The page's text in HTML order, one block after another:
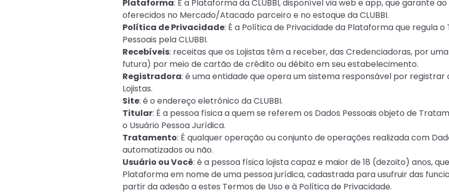
Plataforma: É a Plataforma da CLUBBI, disponível via web e app, que garante
oferecidos no Mercado/Atacado parceiro e no estoque da CLUBBI.
Política de Privacidade: É a Política de Privacidade da Plataforma que regula
Pessoais pela CLUBBI.
Recebíveis: receitas que os Lojistas têm a receber, das Credenciadoras, por
futura) por meio de cartão de crédito ou débito em seu estabelecimento.
Registradora: é uma entidade que opera um sistema responsável por registrar
Lojistas.
Site: é o endereço eletrônico da CLUBBI.
Titular: É a pessoa física a quem se referem os Dados Pessoais objeto de
o Usuário Pessoa Jurídica.
Tratamento: É qualquer operação ou conjunto de operações realizada com
automatizados ou não.
Usuário ou Você: é a pessoa física lojista capaz e maior de 18 (dezoito) anos,
Plataforma em nome de uma pessoa jurídica, cadastrada para usufruir das
partir da adesão a estes Termos de Uso e à Política de Privacidade.